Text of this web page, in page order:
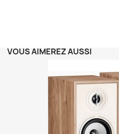
VOUS AIMEREZ AUSSI